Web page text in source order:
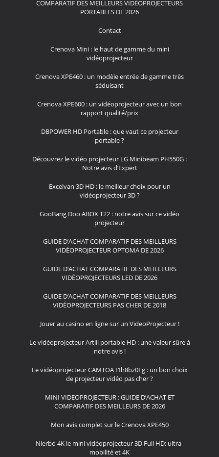
COMPARATIF DES MEILLEURS VIDÉOPROJECTEURS
PORTABLES DE 2026
Contact
Crenova Mini : le haut de gamme du mini
vidéoprojecteur
Crenova XPE460 : un modèle entrée de gamme très
séduisant
Crenova XPE600 : un vidéoprojecteur avec un bon
rapport qualité/prix
DBPOWER HD Portable : que vaut ce projecteur
portable ?
Découvrez le vidéo projecteur LG Minibeam PH550G :
Notre avis d’Expert
Excelvan 3D HD : le meilleur choix pour un
vidéoprojecteur 3D ?
GooBang Doo ABOX T22 : notre avis sur ce vidéo
projecteur
GUIDE D’ACHAT COMPARATIF DES MEILLEURS
VIDÉOPROJECTEUR OPTOMA DE 2026
GUIDE D’ACHAT COMPARATIF DES MEILLEURS
VIDÉOPROJECTEURS LED DE 2026
GUIDE D’ACHAT COMPARATIF DES MEILLEURS
VIDÉOPROJECTEURS PAS CHER DE 2018
Jouer au casino en ligne sur un VideoProjecteur !
Le vidéoprojecteur Artlii portable HD : une valeur sûre à
notre avis !
Le vidéoprojecteur CAMTOA I1h8bz0Fg : un bon choix
de projecteur vidéo pas cher ?
MINI VIDEOPROJECTEUR : GUIDE D’ACHAT ET
COMPARATIF DES MEILLEURS DE 2026
Mon avis complet sur le Crenova XPE450
Nierbo 4K le mini vidéoprojecteur 3D Full HD: ultra-
mobilité et 4K